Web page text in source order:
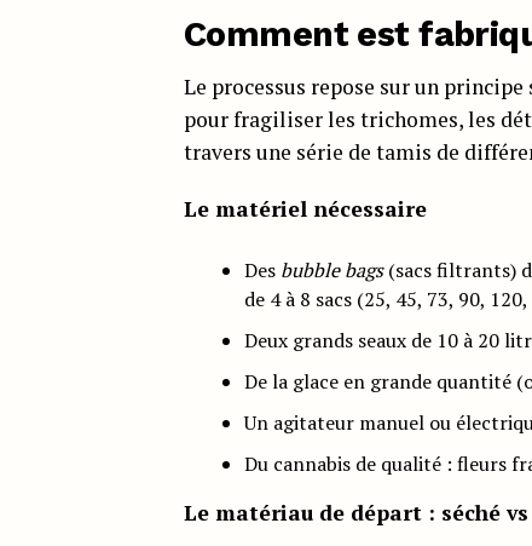
Comment est
Le processus repose sur un
pour fragiliser les trichomes, les
travers une série de tamis de
Le matériel nécessaire
Des bubble bags(sacs filtrants)
de 4 à 8 sacs (25, 45, 73, 90,
Deux grands seaux de 10 à 20
De la glace en grande quantité
Un agitateur manuel ou
Du cannabis de qualité : fleurs
Le matériau de départ : séché vs